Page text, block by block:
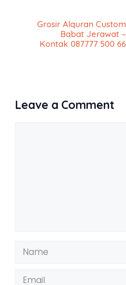
Grosir Alquran Custom
Babat Jerawat –
Kontak 087777 500 66
Leave a Comment
Name
Email